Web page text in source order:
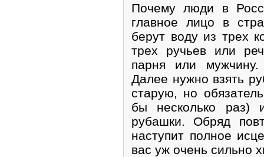
Почему люди в
главное лицо в
берут воду из трех
трех ручьев или
парня или
Далее нужно взять
старую, но
бы несколько раз)
рубашки. Обряд
наступит полное
вас уж очень сильно